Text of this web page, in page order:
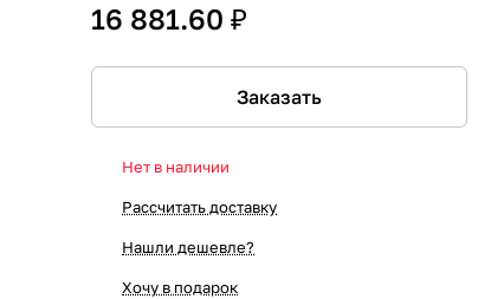
16 881.60 ₽
Заказать
Нет в наличии
Рассчитать доставку
Нашли дешевле?
Хочу в подарок